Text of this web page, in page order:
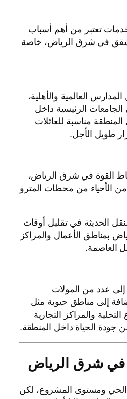
تعتبر من أهم أسباب
في شرق الرياض، خاصة
العالمية والأهلية،
الرئيسية داخل
مناسبة للعائلات
طويل الأجل.
القوة في شرق الرياض،
الأحياء من محطات المترو
الحديثة في تقليل أوقات
بمناطق الأعمال والمراكز
العاصمة.
عدد من المولات
إلى مناطق حيوية مثل
والمراكز التجارية
جودة الحياة داخل المنطقة.
في شرق الرياض
ومستوى المشروع، لكن